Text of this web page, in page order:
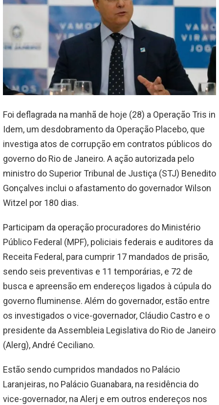
Foi deflagrada na manhã de hoje (28) a Operação Tris in
Idem, um desdobramento da Operação Placebo, que
investiga atos de corrupção em contratos públicos do
governo do Rio de Janeiro. A ação autorizada pelo
ministro do Superior Tribunal de Justiça (STJ) Benedito
Gonçalves inclui o afastamento do governador Wilson
Witzel por 180 dias.
Participam da operação procuradores do Ministério
Público Federal (MPF), policiais federais e auditores da
Receita Federal, para cumprir 17 mandados de prisão,
sendo seis preventivas e 11 temporárias, e 72 de
busca e apreensão em endereços ligados à cúpula do
governo fluminense. Além do governador, estão entre
os investigados o vice-governador, Cláudio Castro e o
presidente da Assembleia Legislativa do Rio de Janeiro
(Alerg), André Ceciliano.
Estão sendo cumpridos mandados no Palácio
Laranjeiras, no Palácio Guanabara, na residência do
vice-governador, na Alerj e em outros endereços nos